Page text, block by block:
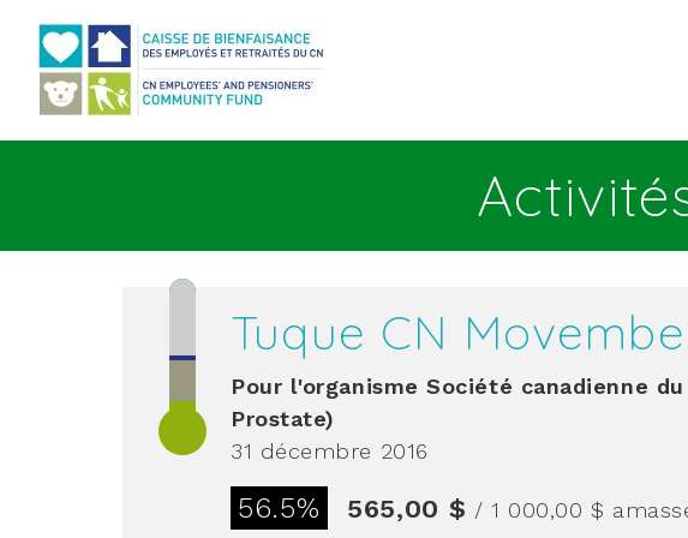
Tuque CN
Pour l'organisme Société canadienne
Prostate)
31 décembre 2016
56.5% 565,00 $ / 1 000,00 $